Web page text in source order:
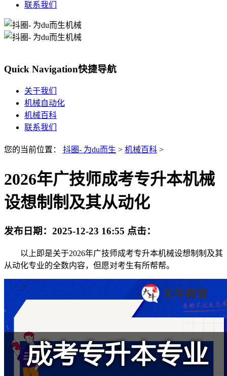
联系我们
Quick Navigation快捷导航
关于我们
机械自动化
机械百科
联系我们
您的当前位置： 抖圈- 为du而生 > 机械百科 >
2026年广技师成考专升本机械
设想制制及其从动化
发布日期： 2025-12-23 16:55 点击：
以上即是关于2026年广技师成考专升本机械设想制制及其
从动化专业的全数内容，但愿对考生有所帮帮。